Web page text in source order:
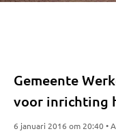
Gemeente
voor inrichting
6 januari 2016 om 20:40 •